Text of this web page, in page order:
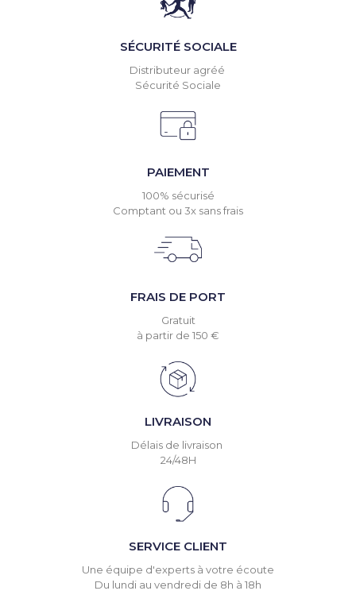
SÉCURITÉ SOCIALE
Distributeur agréé
Sécurité Sociale
PAIEMENT
100% sécurisé
Comptant ou 3x sans frais
FRAIS DE PORT
Gratuit
à partir de 150 €
LIVRAISON
Délais de livraison
24/48H
SERVICE CLIENT
Une équipe d'experts à votre écoute
Du lundi au vendredi de 8h à 18h